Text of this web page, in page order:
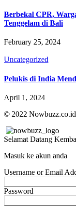
Berbekal CPR,
Tenggelam di Bali
February 25, 2024
Uncategorized
Pelukis di India
April 1, 2024
© 2022
Selamat Datang
Masuk ke akun anda
Username or Email
Password